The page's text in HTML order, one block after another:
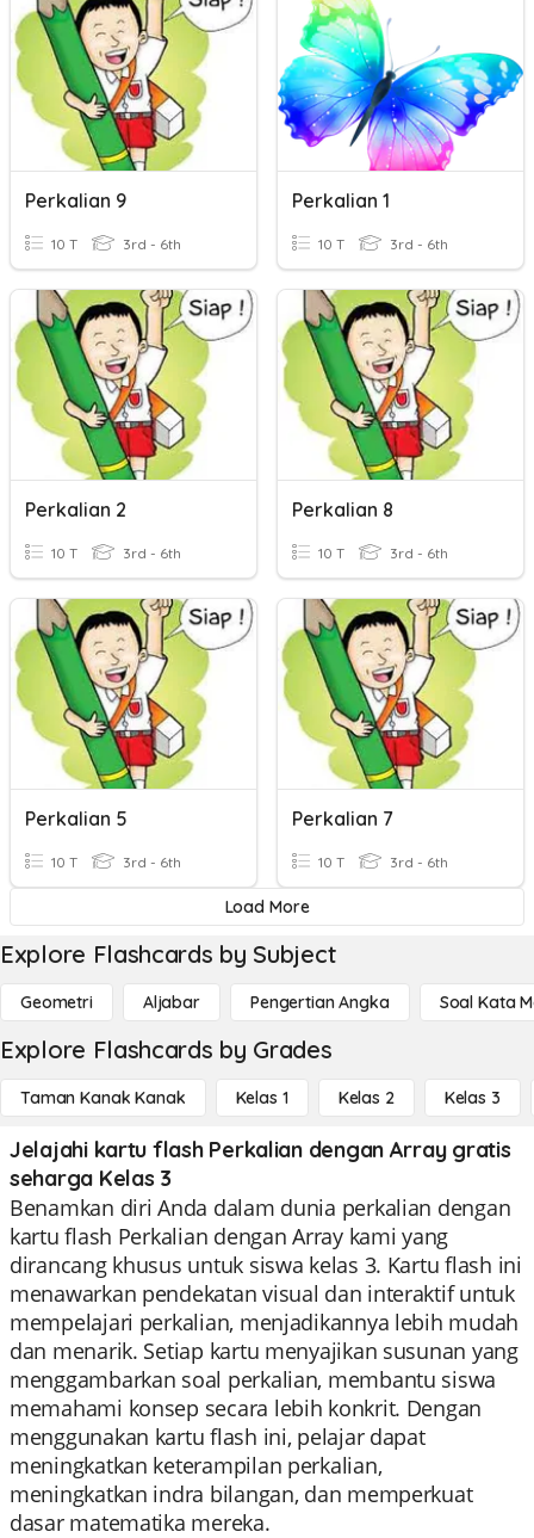
Perkalian 9
10 T 3rd - 6th
Perkalian 1
10 T 3rd - 6th
Perkalian 2
10 T 3rd - 6th
Perkalian 8
10 T 3rd - 6th
Perkalian 5
10 T 3rd - 6th
Perkalian 7
10 T 3rd - 6th
Load More
Explore Flashcards by Subject
Geometri Aljabar Pengertian Angka Soal Kata
Explore Flashcards by Grades
Taman Kanak Kanak Kelas 1 Kelas 2 Kelas 3
Jelajahi kartu flash Perkalian dengan Array gratis
seharga Kelas 3
Benamkan diri Anda dalam dunia perkalian dengan
kartu flash Perkalian dengan Array kami yang
dirancang khusus untuk siswa kelas 3. Kartu flash ini
menawarkan pendekatan visual dan interaktif untuk
mempelajari perkalian, menjadikannya lebih mudah
dan menarik. Setiap kartu menyajikan susunan yang
menggambarkan soal perkalian, membantu siswa
memahami konsep secara lebih konkrit. Dengan
menggunakan kartu flash ini, pelajar dapat
meningkatkan keterampilan perkalian,
meningkatkan indra bilangan, dan memperkuat
dasar matematika mereka.